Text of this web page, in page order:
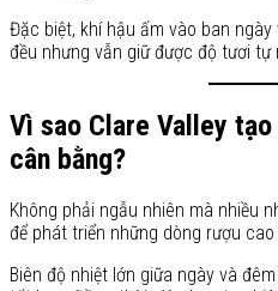
Đặc biệt, khí hậu ấm vào ban
đều nhưng vẫn giữ được độ tươi tự
Vì sao Clare Valley
cân bằng?
Không phải ngẫu nhiên mà nhiều
để phát triển những dòng rượu
Biên độ nhiệt lớn giữa ngày và